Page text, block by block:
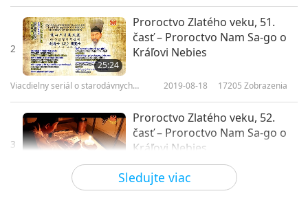
Sledujte viac
2
25:24
Proroctvo Zlatého veku, 51.
časť – Proroctvo Nam Sa-go o
Kráľovi Nebies
Viacdielny seriál o starodávnych
2019-08-18 17205 Zobrazenia
3
Proroctvo Zlatého veku, 52.
časť – Proroctvo Nam Sa-go o
Kráľovi Nebies
Viacdielny seriál o starodávnych
predpovediach o našej planéte
2019-08-25 9073